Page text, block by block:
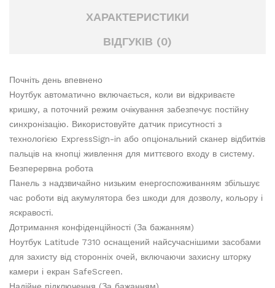
ХАРАКТЕРИСТИКИ
ВІДГУКІВ (0)
Почніть день впевнено
Ноутбук автоматично включається, коли ви відкриваєте
кришку, а поточний режим очікування забезпечує постійну
синхронізацію. Використовуйте датчик присутності з
технологією ExpressSign-in або опціональний сканер відбитків
пальців на кнопці живлення для миттєвого входу в систему.
Безперервна робота
Панель з надзвичайно низьким енергоспоживанням збільшує
час роботи від акумулятора без шкоди для дозволу, кольору і
яскравості.
Дотримання конфіденційності (За бажанням)
Ноутбук Latitude 7310 оснащений найсучаснішими засобами
для захисту від сторонніх очей, включаючи захисну шторку
камери і екран SafeScreen.